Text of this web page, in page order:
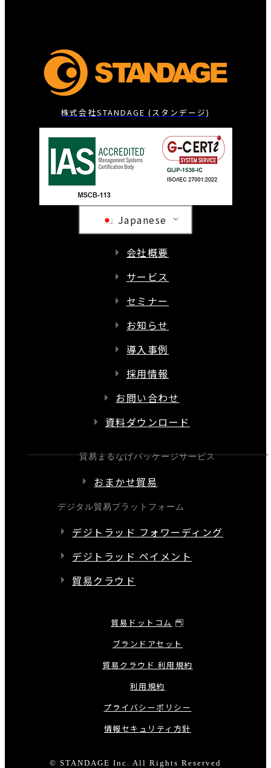
株式会社STANDAGE (スタンデージ)
Japanese
会社概要
サービス
セミナー
お知らせ
導入事例
採用情報
お問い合わせ
資料ダウンロード
貿易まるなげパッケージサービス
おまかせ貿易
デジタル貿易プラットフォーム
デジトラッド フォワーディング
デジトラッド ペイメント
貿易クラウド
© STANDAGE Inc. All Rights Reserved
貿易ドットコム
ブランドアセット
貿易クラウド 利用規約
利用規約
プライバシーポリシー
情報セキュリティ方針